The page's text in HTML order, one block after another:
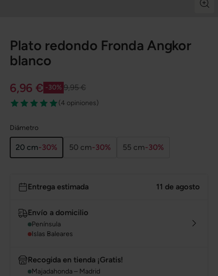
Plato redondo Fronda Angkor
blanco
6,96 € -30% 9,95 €
(4 opiniones)
Diámetro
20 cm-30% 50 cm-30% 55 cm-30%
Entrega estimada 11 de agosto
Envío a domicilio
Península
Islas Baleares
Recogida en tienda ¡Gratis!
Majadahonda – Madrid